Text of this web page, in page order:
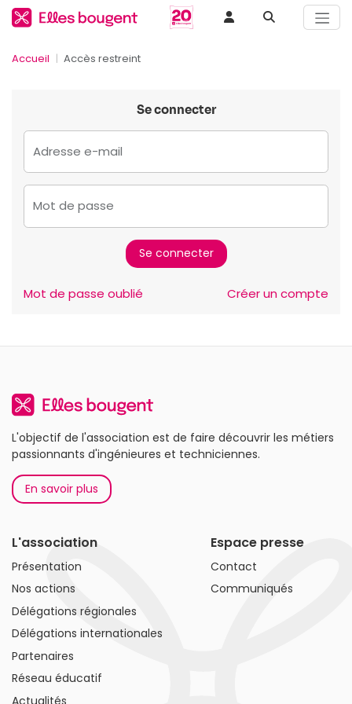
Accueil Accès restreint
Se connecter
Adresse e-mail
Mot de passe
Mot de passe oublié Créer un compte
L'objectif de l'association est de faire découvrir les métiers
passionnants d'ingénieures et techniciennes.
En savoir plus
L'association
Présentation
Nos actions
Délégations régionales
Délégations internationales
Partenaires
Réseau éducatif
Actualités
Espace presse
Contact
Communiqués